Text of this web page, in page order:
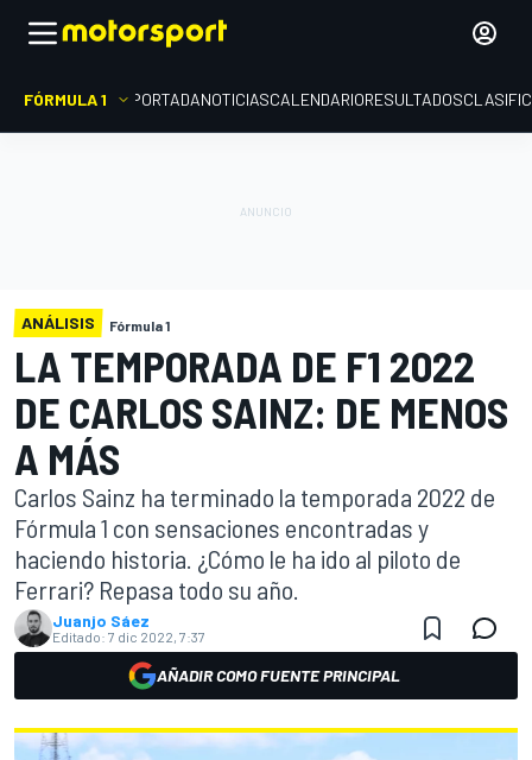
FÓRMULA 1 PORTADANOTICIASCALENDARIORESULTADOS
ANÁLISIS Fórmula 1
LA TEMPORADA DE F1 2022
DE CARLOS SAINZ: DE MENOS
A MÁS
Carlos Sainz ha terminado la temporada 2022 de
Fórmula 1 con sensaciones encontradas y
haciendo historia. ¿Cómo le ha ido al piloto de
Ferrari? Repasa todo su año.
Juanjo Sáez
Editado: 7 dic 2022, 7:37
AÑADIR COMO FUENTE PRINCIPAL